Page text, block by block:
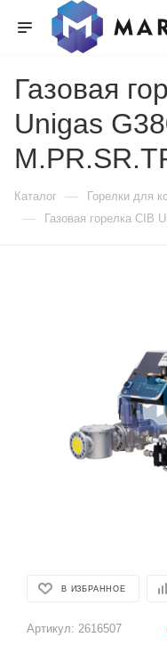
Газовая
Unigas
Каталог — Горелки для
— Газовая горелка CIB
В ИЗБРАННОЕ
Артикул: 2616507